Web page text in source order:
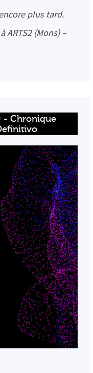
plus tard.
ARTS2 (Mons) –
- Chronique